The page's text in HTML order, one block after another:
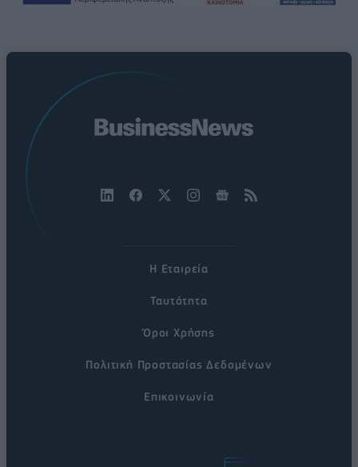
Η Εταιρεία
Ταυτότητα
Όροι Χρήσης
Πολιτική Προστασίας Δεδομένων
Επικοινωνία